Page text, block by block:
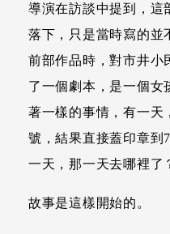
導演在訪談中提到，這
落下，只是當時寫的並
前部作品時，對市井小
了一個劇本，是一個女
著一樣的事情，有一天
號，結果直接蓋印章到
一天，那一天去哪裡了
故事是這樣開始的。